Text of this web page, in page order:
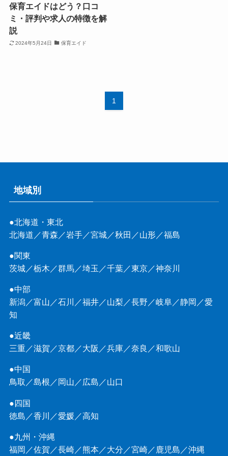
保育エイドはどう？口コ
ミ・評判や求人の特徴を解
説
2024年5月24日 保育エイド
1
地域別
●北海道・東北
北海道 ／青森 ／岩手／宮城／秋田 ／山形／福島
●関東
茨城／栃木 ／群馬／埼玉 ／千葉／東京／神奈川
●中部
新潟／富山 ／石川 ／福井／山梨 ／長野 ／岐阜／静岡 ／愛
知
●近畿
三重／滋賀 ／京都／大阪 ／兵庫／奈良 ／和歌山
●中国
鳥取 ／島根 ／ 岡山 ／ 広島 ／山口
●四国
徳島 ／香川 ／愛媛／高知
●九州・沖縄
福岡 ／佐賀 ／長崎／熊本／大分 ／宮崎／ 鹿児島 ／沖縄